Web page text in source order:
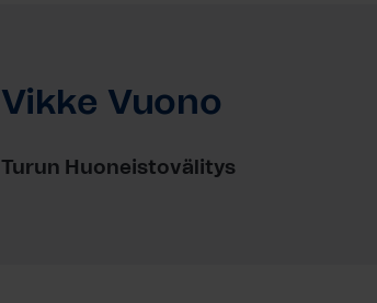
Vikke Vuono
Turun Huoneistovälitys